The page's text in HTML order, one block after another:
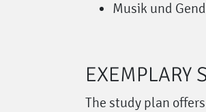
Musik und
EXEMPLARY
The study plan